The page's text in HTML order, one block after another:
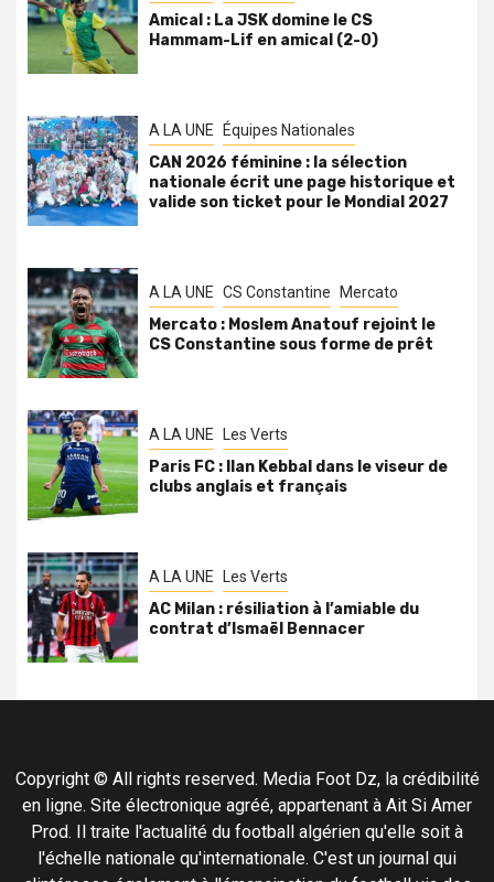
Amical : La JSK domine le CS
Hammam-Lif en amical (2-0)
A LA UNE Équipes Nationales
CAN 2026 féminine : la sélection
nationale écrit une page historique et
valide son ticket pour le Mondial 2027
A LA UNE CS Constantine Mercato
Mercato : Moslem Anatouf rejoint le
CS Constantine sous forme de prêt
A LA UNE Les Verts
Paris FC : Ilan Kebbal dans le viseur de
clubs anglais et français
A LA UNE Les Verts
AC Milan : résiliation à l’amiable du
contrat d’Ismaël Bennacer
Copyright © All rights reserved. Media Foot Dz, la crédibilité
en ligne. Site électronique agréé, appartenant à Ait Si Amer
Prod. Il traite l'actualité du football algérien qu'elle soit à
l'échelle nationale qu'internationale. C'est un journal qui